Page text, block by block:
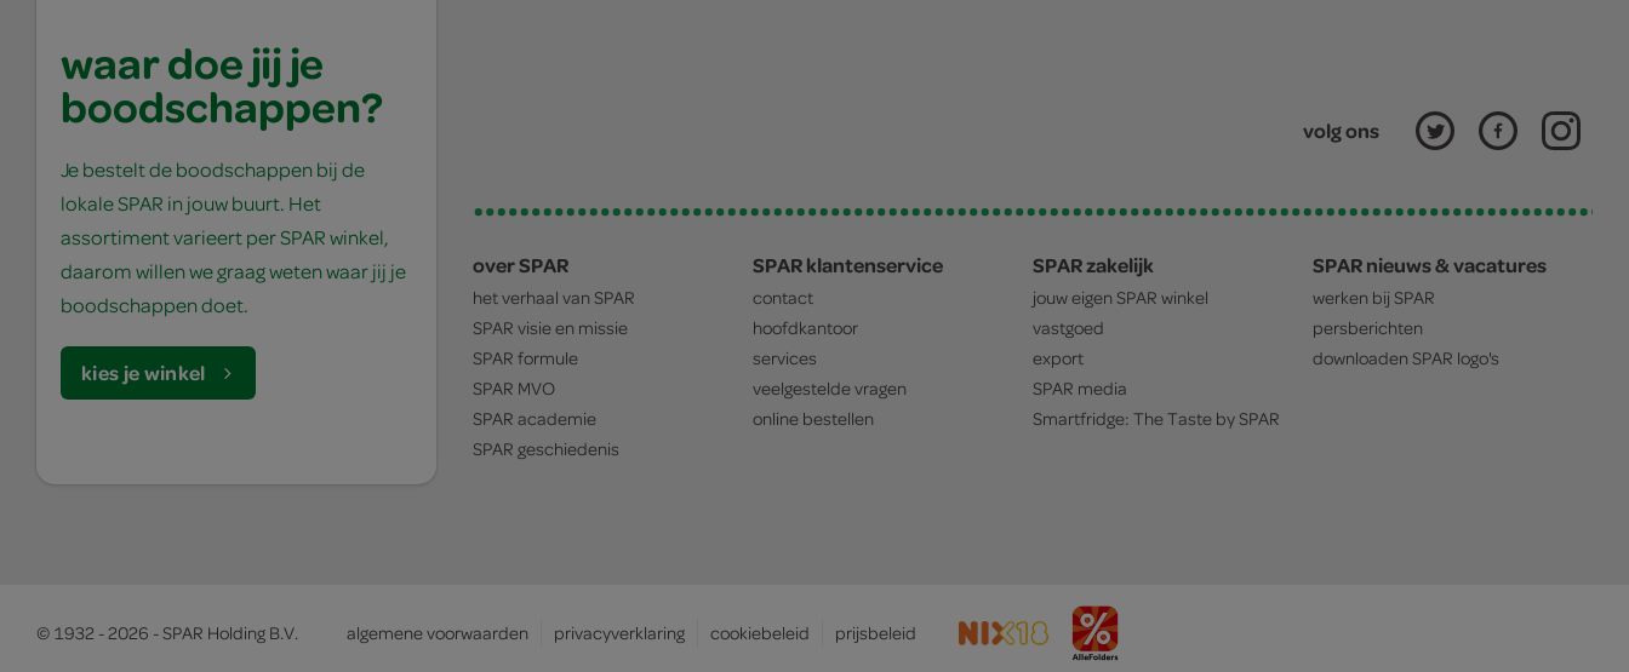
waar doe jij je
boodschappen?
Je bestelt de boodschappen bij de
lokale SPAR in jouw buurt. Het
assortiment varieert per SPAR winkel,
daarom willen we graag weten waar jij je
boodschappen doet.
kies je winkel
volg ons
over SPAR
het verhaal van SPAR
SPAR visie en missie
SPAR formule
SPAR MVO
SPAR academie
SPAR geschiedenis
SPAR klantenservice
contact
hoofdkantoor
services
veelgestelde vragen
online bestellen
SPAR zakelijk
jouw eigen SPAR winkel
vastgoed
export
SPAR media
Smartfridge: The Taste bySPAR
SPAR nieuws & vacatures
werken bij SPAR
persberichten
downloaden SPAR logo's
© 1932 - 2026 - SPAR Holding B.V. algemene voorwaarden privacyverklaring cookiebeleid prijsbeleid